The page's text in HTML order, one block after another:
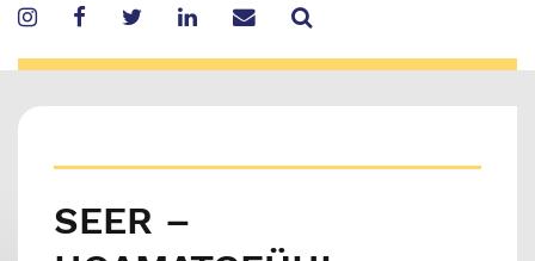
content
SEER –